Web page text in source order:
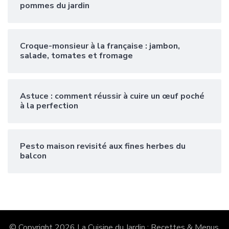
pommes du jardin
Croque-monsieur à la française : jambon,
salade, tomates et fromage
Astuce : comment réussir à cuire un œuf poché
à la perfection
Pesto maison revisité aux fines herbes du
balcon